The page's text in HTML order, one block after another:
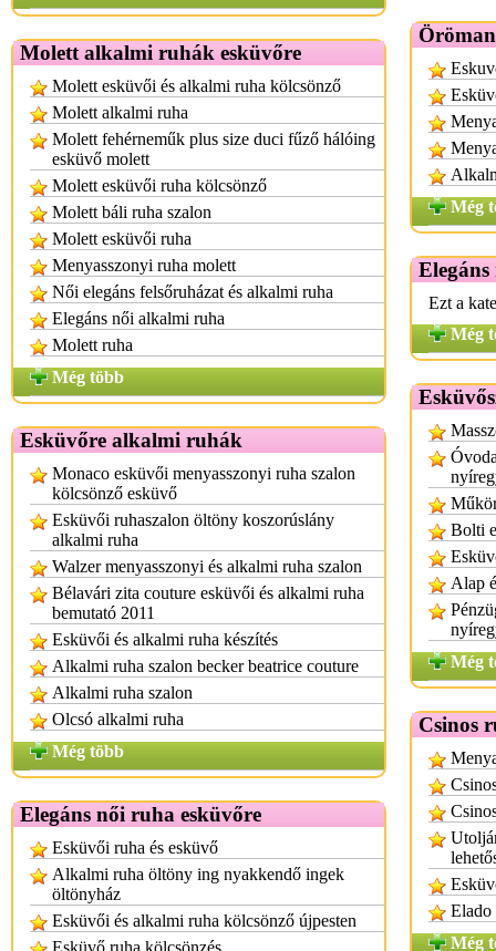
Molett alkalmi ruhák esküvőre
Molett esküvői és alkalmi ruha kölcsönző
Molett alkalmi ruha
Molett fehérneműk plus size duci fűző hálóing
esküvő molett
Molett esküvői ruha kölcsönző
Molett báli ruha szalon
Molett esküvői ruha
Menyasszonyi ruha molett
Női elegáns felsőruházat és alkalmi ruha
Elegáns női alkalmi ruha
Molett ruha
Még több
Esküvőre alkalmi ruhák
Monaco esküvői menyasszonyi ruha szalon
kölcsönző esküvő
Esküvői ruhaszalon öltöny koszorúslány
alkalmi ruha
Walzer menyasszonyi és alkalmi ruha szalon
Bélavári zita couture esküvői és alkalmi ruha
bemutató 2011
Esküvői és alkalmi ruha készítés
Alkalmi ruha szalon becker beatrice couture
Alkalmi ruha szalon
Olcsó alkalmi ruha
Még több
Elegáns női ruha esküvőre
Esküvői ruha és esküvő
Alkalmi ruha öltöny ing nyakkendő ingek
öltönyház
Esküvői és alkalmi ruha kölcsönző újpesten
Esküvő ruha kölcsönzés
Még
Ezt a
Még
Bolti
Alap
Még
Csinos
Elado
Még